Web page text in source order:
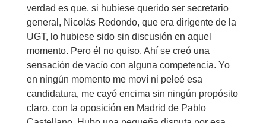
verdad es que, si hubiese querido ser secretario
general, Nicolás Redondo, que era dirigente de la
UGT, lo hubiese sido sin discusión en aquel
momento. Pero él no quiso. Ahí se creó una
sensación de vacío con alguna competencia. Yo
en ningún momento me moví ni peleé esa
candidatura, me cayó encima sin ningún propósito
claro, con la oposición en Madrid de Pablo